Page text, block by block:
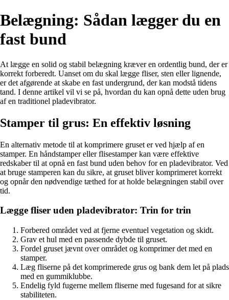
Belægning: Sådan lægger du en
fast bund
At lægge en solid og stabil belægning kræver en ordentlig bund, der er
korrekt forberedt. Uanset om du skal lægge fliser, sten eller lignende,
er det afgørende at skabe en fast undergrund, der kan modstå tidens
tand. I denne artikel vil vi se på, hvordan du kan opnå dette uden brug
af en traditionel pladevibrator.
Stamper til grus: En effektiv løsning
En alternativ metode til at komprimere gruset er ved hjælp af en
stamper. En håndstamper eller flisestamper kan være effektive
redskaber til at opnå en fast bund uden behov for en pladevibrator. Ved
at bruge stamperen kan du sikre, at gruset bliver komprimeret korrekt
og opnår den nødvendige tæthed for at holde belægningen stabil over
tid.
Lægge fliser uden pladevibrator: Trin for trin
Forbered området ved at fjerne eventuel vegetation og skidt.
Grav et hul med en passende dybde til gruset.
Fordel gruset jævnt over området og komprimer det med en
stamper.
Læg fliserne på det komprimerede grus og bank dem let på plads
med en gummiklubbe.
Endelig fyld fugerne mellem fliserne med fugesand for at sikre
stabiliteten.